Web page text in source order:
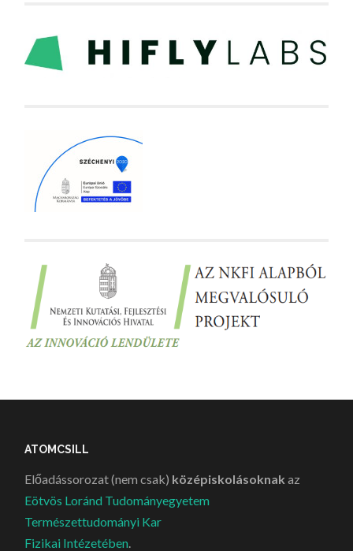
ATOMCSILL
Előadássorozat (nem csak) középiskolásoknak az
Eötvös Loránd Tudományegyetem
Természettudományi Kar
Fizikai Intézetében